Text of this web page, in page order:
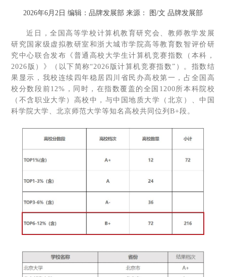
2026年6月2日 编辑：品牌发展部 来源： 图/文 品牌发展部
近日，全国高等学校计算机教育研究会、教师教学发展
研究国家级虚拟教研室和浙大城市学院高等教育数智评价研
究中心联合发布《普通高校大学生计算机竞赛指数（本科，
2026版）》（以下简称“2026版计算机竞赛指数”）。指数结
果显示，我校连续四年稳居四川省民办高校第一，占全国高
校分数段前12%，同时，在指数覆盖的全国1200所本科院校
（不含职业大学）高校中，与中国地质大学（北京）、中国
科学院大学、北京师范大学等知名高校共同位列B+段。